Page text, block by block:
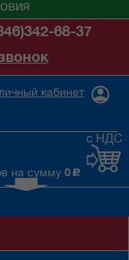
68-37
кабинет
на сумму 0 c
с НДС